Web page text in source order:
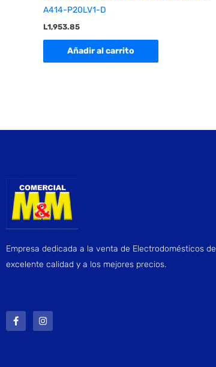
A414-P20LV1-D
L1,953.85
Añadir al carrito
Empresa dedicada a la venta de Electrodomésticos de
excelente calidad y a los mejores precios.
a
c
e
n
s
t